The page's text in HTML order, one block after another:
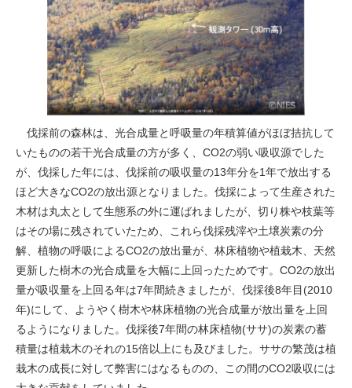
伐採前の森林は、光合成量と呼吸量の年積算値がほぼ拮抗して
いたものの若干光合成量の方が多く、CO2の弱い吸収源でした
が、伐採した年には、伐採前の吸収量の13年分を1年で放出する
ほど大きなCO2の放出源となりました。伐採によって生産された
木材は丸太として生態系の外に運ばれましたが、切り株や枝葉等
はその場に残されていたため、これら伐採残滓や土壌炭素の分
解、植物の呼吸によるCO2の放出量が、林床植物や植栽木、天然
更新した樹木の光合成量を大幅に上回ったためです。CO2の放出
量が吸収量を上回る年は7年間続きましたが、伐採後8年目(2010
年)にして、ようやく樹木や林床植物の光合成量が放出量を上回
るようになりました。伐採後7年間の林床植物(ササ)の炭素の蓄
積量は植栽木のそれの15倍以上にも及びました。ササの繁茂は植
栽木の成長に対して弊害にはなるものの、この間のCO2吸収には